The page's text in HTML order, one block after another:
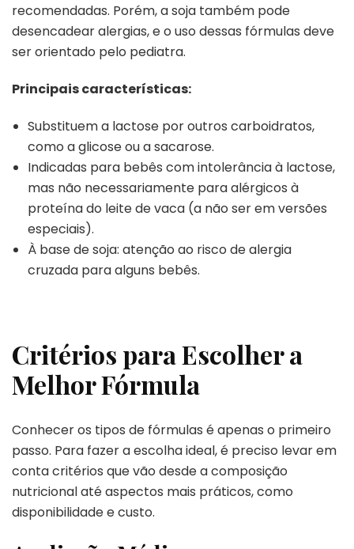
recomendadas. Porém, a soja também pode
desencadear alergias, e o uso dessas fórmulas deve
ser orientado pelo pediatra.
Principais características:
Substituem a lactose por outros carboidratos,
como a glicose ou a sacarose.
Indicadas para bebês com intolerância à lactose,
mas não necessariamente para alérgicos à
proteína do leite de vaca (a não ser em versões
especiais).
À base de soja: atenção ao risco de alergia
cruzada para alguns bebês.
Critérios para Escolher a
Melhor Fórmula
Conhecer os tipos de fórmulas é apenas o primeiro
passo. Para fazer a escolha ideal, é preciso levar em
conta critérios que vão desde a composição
nutricional até aspectos mais práticos, como
disponibilidade e custo.